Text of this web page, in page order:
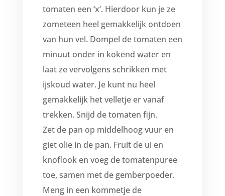
tomaten een ‘x’. Hierdoor kun je ze
zometeen heel gemakkelijk ontdoen
van hun vel. Dompel de tomaten een
minuut onder in kokend water en
laat ze vervolgens schrikken met
ijskoud water. Je kunt nu heel
gemakkelijk het velletje er vanaf
trekken. Snijd de tomaten fijn.
Zet de pan op middelhoog vuur en
giet olie in de pan. Fruit de ui en
knoflook en voeg de tomatenpuree
toe, samen met de gemberpoeder.
Meng in een kommetje de